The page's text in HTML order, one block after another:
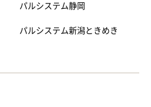
パルシステム静岡
パルシステム新潟ときめき